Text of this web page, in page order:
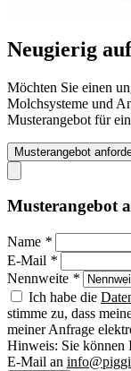
Neugierig
Möchten Sie einen
Molchsysteme und
Musterangebot für
Musterangebot
Musterangebot
Name *
E-Mail *
Nennweite *
Ich habe die
stimme zu, dass
meiner Anfrage
Hinweis: Sie
E-Mail an